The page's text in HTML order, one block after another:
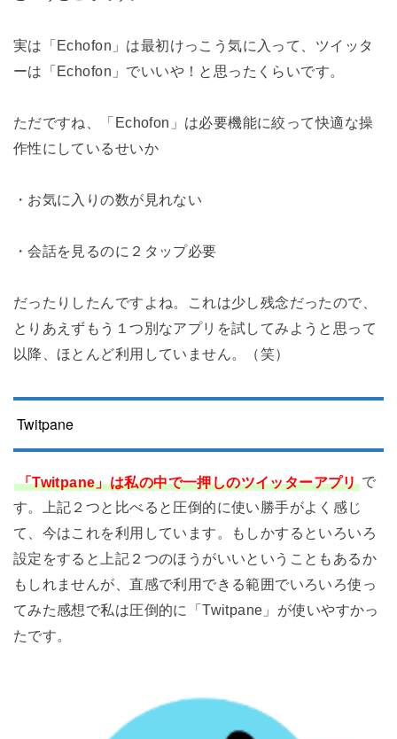
実は「Echofon」は最初けっこう気に入って、ツイッタ
ーは「Echofon」でいいや！と思ったくらいです。
ただですね、「Echofon」は必要機能に絞って快適な操
作性にしているせいか
・お気に入りの数が見れない
・会話を見るのに２タップ必要
だったりしたんですよね。これは少し残念だったので、
とりあえずもう１つ別なアプリを試してみようと思って
以降、ほとんど利用していません。（笑）
Twitpane
「Twitpane」は私の中で一押しのツイッターアプリ で
す。上記２つと比べると圧倒的に使い勝手がよく感じ
て、今はこれを利用しています。もしかするといろいろ
設定をすると上記２つのほうがいいということもあるか
もしれませんが、直感で利用できる範囲でいろいろ使っ
てみた感想で私は圧倒的に「Twitpane」が使いやすかっ
たです。